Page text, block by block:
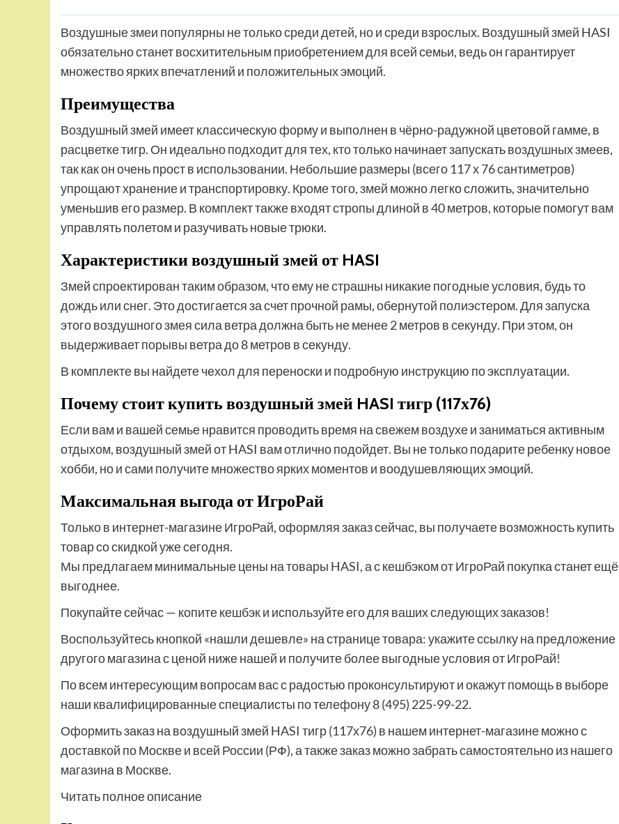
Воздушные змеи популярны не только среди детей, но и среди взрослых. Воздушный змей HASI
обязательно станет восхитительным приобретением для всей семьи, ведь он гарантирует
множество ярких впечатлений и положительных эмоций.
Преимущества
Воздушный змей имеет классическую форму и выполнен в чёрно-радужной цветовой гамме, в
расцветке тигр. Он идеально подходит для тех, кто только начинает запускать воздушных змеев,
так как он очень прост в использовании. Небольшие размеры (всего 117 х 76 сантиметров)
упрощают хранение и транспортировку. Кроме того, змей можно легко сложить, значительно
уменьшив его размер. В комплект также входят стропы длиной в 40 метров, которые помогут вам
управлять полетом и разучивать новые трюки.
Характеристики воздушный змей от HASI
Змей спроектирован таким образом, что ему не страшны никакие погодные условия, будь то
дождь или снег. Это достигается за счет прочной рамы, обернутой полиэстером. Для запуска
этого воздушного змея сила ветра должна быть не менее 2 метров в секунду. При этом, он
выдерживает порывы ветра до 8 метров в секунду.
В комплекте вы найдете чехол для переноски и подробную инструкцию по эксплуатации.
Почему стоит купить воздушный змей HASI тигр (117х76)
Если вам и вашей семье нравится проводить время на свежем воздухе и заниматься активным
отдыхом, воздушный змей от HASI вам отлично подойдет. Вы не только подарите ребенку новое
хобби, но и сами получите множество ярких моментов и воодушевляющих эмоций.
Максимальная выгода от ИгроРай
Только в интернет-магазине ИгроРай, оформляя заказ сейчас, вы получаете возможность купить
товар со скидкой уже сегодня.
Мы предлагаем минимальные цены на товары HASI, а с кешбэком от ИгроРай покупка станет ещё
выгоднее.
Покупайте сейчас — копите кешбэк и используйте его для ваших следующих заказов!
Воспользуйтесь кнопкой «нашли дешевле» на странице товара: укажите ссылку на предложение
другого магазина с ценой ниже нашей и получите более выгодные условия от ИгроРай!
По всем интересующим вопросам вас с радостью проконсультируют и окажут помощь в выборе
наши квалифицированные специалисты по телефону 8 (495) 225-99-22.
Оформить заказ на воздушный змей HASI тигр (117х76) в нашем интернет-магазине можно с
доставкой по Москве и всей России (РФ), а также заказ можно забрать самостоятельно из нашего
магазина в Москве.
Читать полное описание